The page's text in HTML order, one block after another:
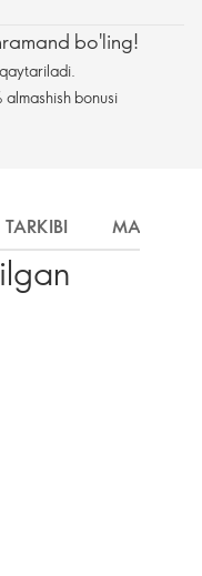
bo'ling!
bonusi
TARKIBI